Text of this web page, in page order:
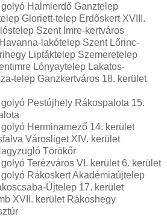
Halmierdő Ganztelep
Gloriett-telep Erdőskert XVIII.
Szent Imre-kertváros
lakótelep Szent Lőrinc-
Liptáktelep Szemeretelep
Lónyaytelep Lakatos-
telep Ganzkertváros 18. kerület
Pestújhely Rákospalota 15.
Herminamező 14. kerület
Városliget XIV. kerület
Törökőr
Terézváros VI. kerület 6. kerület
Rákoskert Akadémiaújtelep
Újtelep 17. kerület
XVII. kerület Rákoshegy